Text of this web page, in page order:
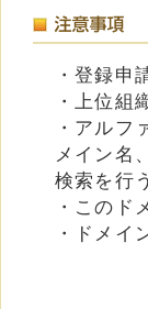
・登録申
・上位組
・アルフ
メイン名
検索を行
・このド
・ドメイ